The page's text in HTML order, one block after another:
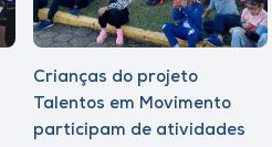
Crianças do projeto
Talentos em Movimento
participam de atividades